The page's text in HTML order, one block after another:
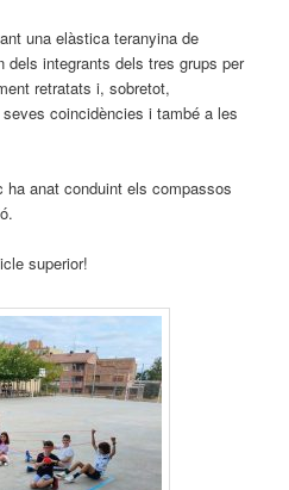
una elàstica teranyina de
integrants dels tres grups per
retratats i, sobretot,
coincidències i també a les
anat conduint els compassos
superior!